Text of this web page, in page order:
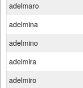
adelmaro
adelmina
adelmino
adelmira
adelmiro